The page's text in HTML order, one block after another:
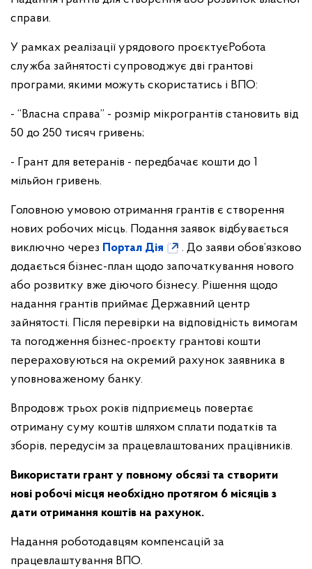
справи.
У рамках реалізації урядового проєктуєРобота
служба зайнятості супроводжує дві грантові
програми, якими можуть скористатись і ВПО:
- “Власна справа” - розмір мікрогрантів становить від
50 до 250 тисяч гривень;
- Грант для ветеранів - передбачає кошти до 1
мільйон гривень.
Головною умовою отримання грантів є створення
нових робочих місць. Подання заявок відбувається
виключно через Портал Дія
. До заяви обов’язково
додається бізнес-план щодо започаткування нового
або розвитку вже діючого бізнесу. Рішення щодо
надання грантів приймає Державний центр
зайнятості. Після перевірки на відповідність вимогам
та погодження бізнес-проєкту грантові кошти
перераховуються на окремий рахунок заявника в
уповноваженому банку.
Впродовж трьох років підприємець повертає
отриману суму коштів шляхом сплати податків та
зборів, передусім за працевлаштованих працівників.
Використати грант у повному обсязі та створити
нові робочі місця необхідно протягом 6 місяців з
дати отримання коштів на рахунок.
Надання роботодавцям компенсацій за
працевлаштування ВПО.